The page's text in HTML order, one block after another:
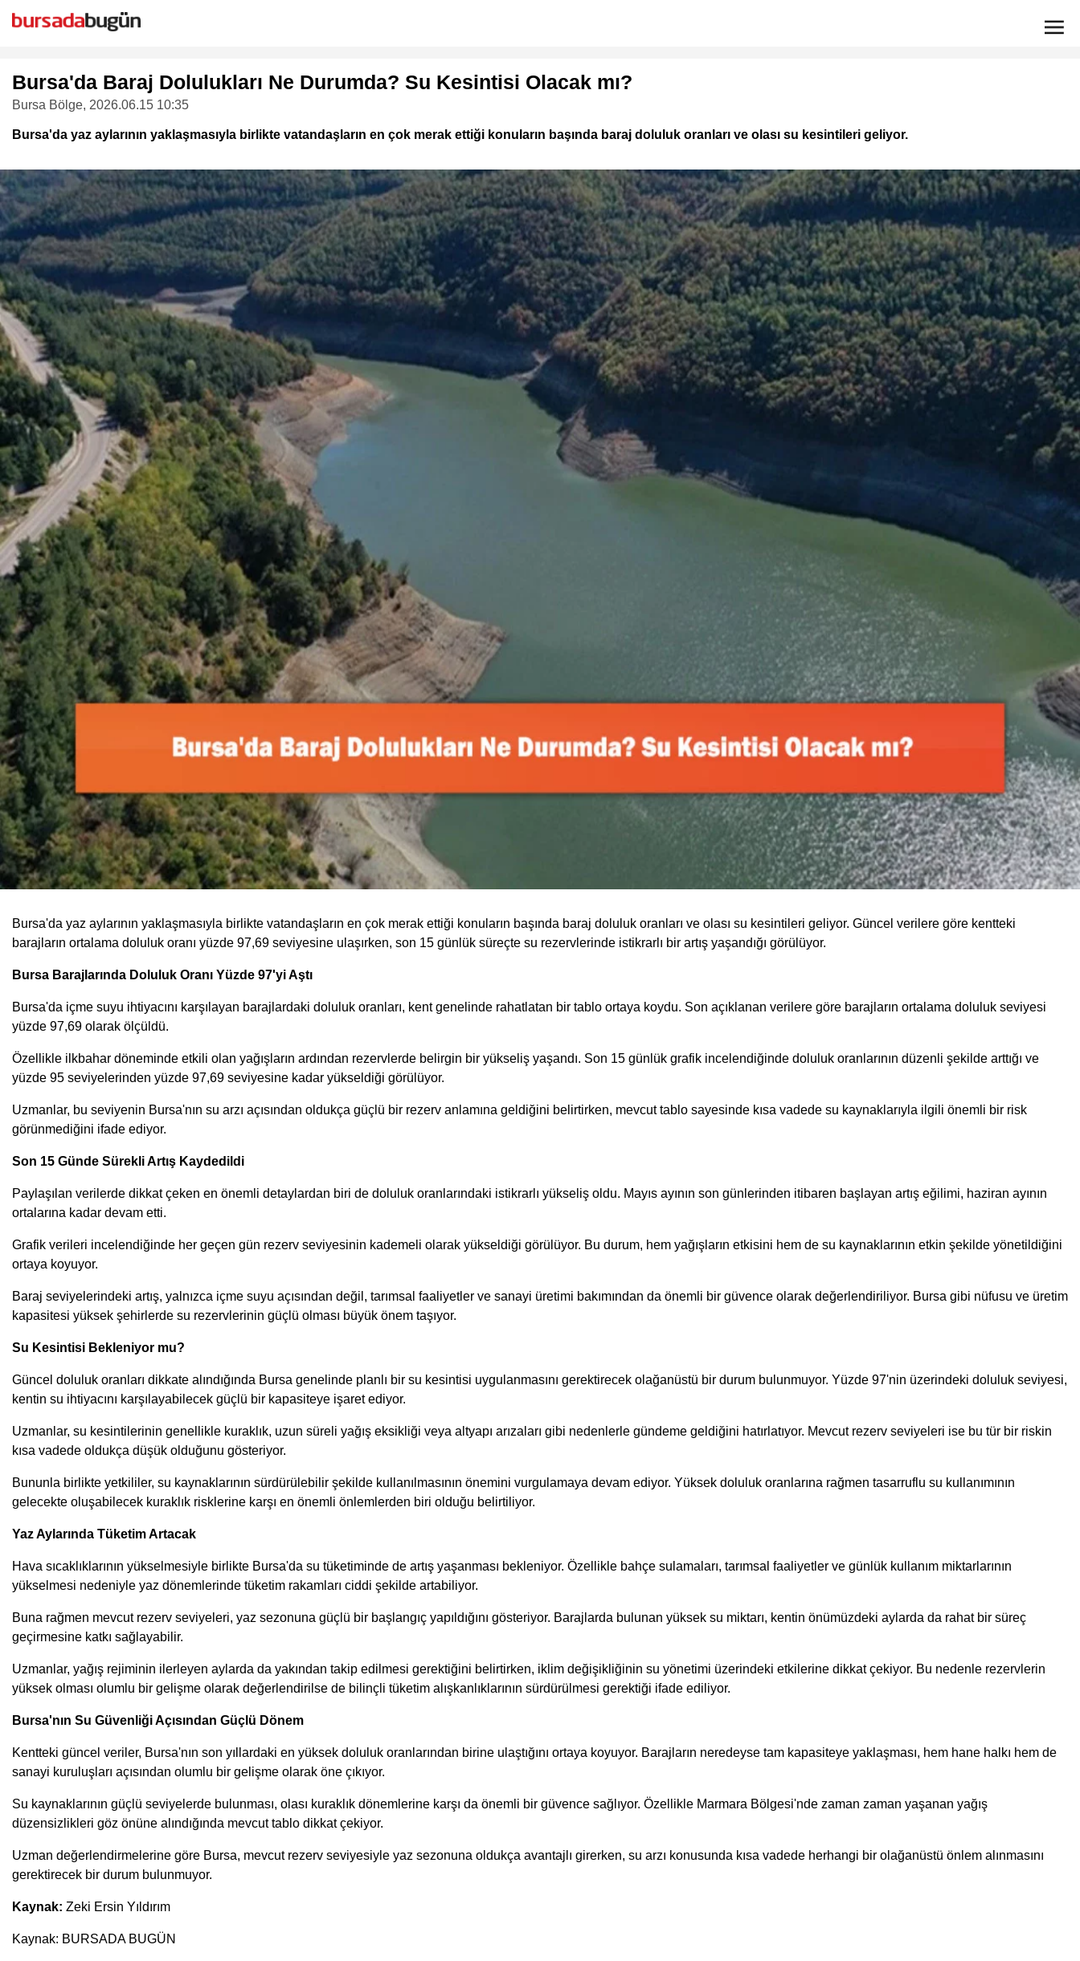
Bursa'da Baraj Dolulukları Ne Durumda? Su Kesintisi Olacak mı?
Bursa Bölge, 2026.06.15 10:35
Bursa'da yaz aylarının yaklaşmasıyla birlikte vatandaşların en çok merak ettiği konuların başında baraj doluluk oranları ve olası su kesintileri geliyor.
Bursa'da yaz aylarının yaklaşmasıyla birlikte vatandaşların en çok merak ettiği konuların başında baraj doluluk oranları ve olası su kesintileri geliyor. Güncel verilere göre kentteki
barajların ortalama doluluk oranı yüzde 97,69 seviyesine ulaşırken, son 15 günlük süreçte su rezervlerinde istikrarlı bir artış yaşandığı görülüyor.
Bursa Barajlarında Doluluk Oranı Yüzde 97'yi Aştı
Bursa'da içme suyu ihtiyacını karşılayan barajlardaki doluluk oranları, kent genelinde rahatlatan bir tablo ortaya koydu. Son açıklanan verilere göre barajların ortalama doluluk seviyesi
yüzde 97,69 olarak ölçüldü.
Özellikle ilkbahar döneminde etkili olan yağışların ardından rezervlerde belirgin bir yükseliş yaşandı. Son 15 günlük grafik incelendiğinde doluluk oranlarının düzenli şekilde arttığı ve
yüzde 95 seviyelerinden yüzde 97,69 seviyesine kadar yükseldiği görülüyor.
Uzmanlar, bu seviyenin Bursa'nın su arzı açısından oldukça güçlü bir rezerv anlamına geldiğini belirtirken, mevcut tablo sayesinde kısa vadede su kaynaklarıyla ilgili önemli bir risk
görünmediğini ifade ediyor.
Son 15 Günde Sürekli Artış Kaydedildi
Paylaşılan verilerde dikkat çeken en önemli detaylardan biri de doluluk oranlarındaki istikrarlı yükseliş oldu. Mayıs ayının son günlerinden itibaren başlayan artış eğilimi, haziran ayının
ortalarına kadar devam etti.
Grafik verileri incelendiğinde her geçen gün rezerv seviyesinin kademeli olarak yükseldiği görülüyor. Bu durum, hem yağışların etkisini hem de su kaynaklarının etkin şekilde yönetildiğini
ortaya koyuyor.
Baraj seviyelerindeki artış, yalnızca içme suyu açısından değil, tarımsal faaliyetler ve sanayi üretimi bakımından da önemli bir güvence olarak değerlendiriliyor. Bursa gibi nüfusu ve üretim
kapasitesi yüksek şehirlerde su rezervlerinin güçlü olması büyük önem taşıyor.
Su Kesintisi Bekleniyor mu?
Güncel doluluk oranları dikkate alındığında Bursa genelinde planlı bir su kesintisi uygulanmasını gerektirecek olağanüstü bir durum bulunmuyor. Yüzde 97'nin üzerindeki doluluk seviyesi,
kentin su ihtiyacını karşılayabilecek güçlü bir kapasiteye işaret ediyor.
Uzmanlar, su kesintilerinin genellikle kuraklık, uzun süreli yağış eksikliği veya altyapı arızaları gibi nedenlerle gündeme geldiğini hatırlatıyor. Mevcut rezerv seviyeleri ise bu tür bir riskin
kısa vadede oldukça düşük olduğunu gösteriyor.
Bununla birlikte yetkililer, su kaynaklarının sürdürülebilir şekilde kullanılmasının önemini vurgulamaya devam ediyor. Yüksek doluluk oranlarına rağmen tasarruflu su kullanımının
gelecekte oluşabilecek kuraklık risklerine karşı en önemli önlemlerden biri olduğu belirtiliyor.
Yaz Aylarında Tüketim Artacak
Hava sıcaklıklarının yükselmesiyle birlikte Bursa'da su tüketiminde de artış yaşanması bekleniyor. Özellikle bahçe sulamaları, tarımsal faaliyetler ve günlük kullanım miktarlarının
yükselmesi nedeniyle yaz dönemlerinde tüketim rakamları ciddi şekilde artabiliyor.
Buna rağmen mevcut rezerv seviyeleri, yaz sezonuna güçlü bir başlangıç yapıldığını gösteriyor. Barajlarda bulunan yüksek su miktarı, kentin önümüzdeki aylarda da rahat bir süreç
geçirmesine katkı sağlayabilir.
Uzmanlar, yağış rejiminin ilerleyen aylarda da yakından takip edilmesi gerektiğini belirtirken, iklim değişikliğinin su yönetimi üzerindeki etkilerine dikkat çekiyor. Bu nedenle rezervlerin
yüksek olması olumlu bir gelişme olarak değerlendirilse de bilinçli tüketim alışkanlıklarının sürdürülmesi gerektiği ifade ediliyor.
Bursa'nın Su Güvenliği Açısından Güçlü Dönem
Kentteki güncel veriler, Bursa'nın son yıllardaki en yüksek doluluk oranlarından birine ulaştığını ortaya koyuyor. Barajların neredeyse tam kapasiteye yaklaşması, hem hane halkı hem de
sanayi kuruluşları açısından olumlu bir gelişme olarak öne çıkıyor.
Su kaynaklarının güçlü seviyelerde bulunması, olası kuraklık dönemlerine karşı da önemli bir güvence sağlıyor. Özellikle Marmara Bölgesi'nde zaman zaman yaşanan yağış
düzensizlikleri göz önüne alındığında mevcut tablo dikkat çekiyor.
Uzman değerlendirmelerine göre Bursa, mevcut rezerv seviyesiyle yaz sezonuna oldukça avantajlı girerken, su arzı konusunda kısa vadede herhangi bir olağanüstü önlem alınmasını
gerektirecek bir durum bulunmuyor.
Kaynak: Zeki Ersin Yıldırım
Kaynak: BURSADA BUGÜN